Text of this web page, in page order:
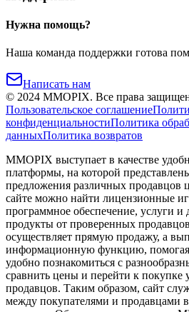
Нужна помощь?
Наша команда поддержки готова
Написать нам
© 2024 MMOPIX. Все права
Пользовательское соглашение
конфиденциальностиПолитика
данныхПолитика возвратов
MMOPIX выступает в качестве
платформы, на которой
предложения различных продавцов
сайте можно найти лицензионные
программное обеспечение, услуги
продукты от проверенных
осуществляет прямую продажу, а
информационную функцию, помогая
удобно познакомиться с
сравнить цены и перейти к покупке
продавцов. Таким образом, сайт
между покупателями и продавцами